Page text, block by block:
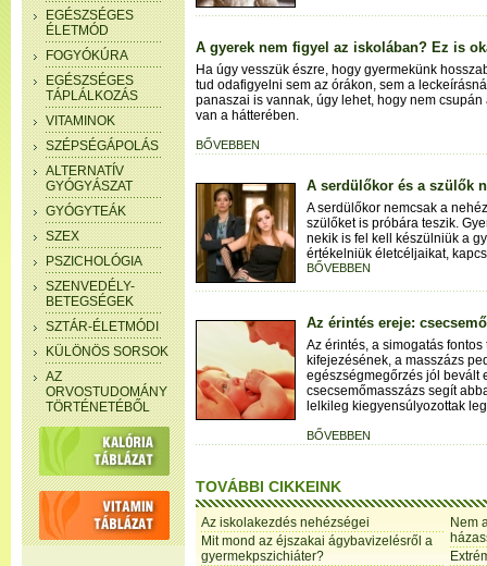
EGÉSZSÉGES
ÉLETMÓD
FOGYÓKÚRA
EGÉSZSÉGES
TÁPLÁLKOZÁS
VITAMINOK
SZÉPSÉGÁPOLÁS
ALTERNATÍV
GYÓGYÁSZAT
GYÓGYTEÁK
SZEX
PSZICHOLÓGIA
SZENVEDÉLY-
BETEGSÉGEK
SZTÁR-ÉLETMÓDI
KÜLÖNÖS SORSOK
AZ
ORVOSTUDOMÁNY
TÖRTÉNETÉBŐL
A gyerek nem figyel az iskolában? Ez is
Ha úgy vesszük észre, hogy gyermekünk
tud odafigyelni sem az órákon, sem a
panaszai is vannak, úgy lehet, hogy nem
van a hátterében.
BŐVEBBEN
A serdülőkor és a szülők
A serdülőkor nemcsak a
szülőket is próbára teszik.
nekik is fel kell készülniük a
értékelniük életcéljaikat,
BŐVEBBEN
Az érintés ereje:
Az érintés, a simogatás
kifejezésének, a masszázs
egészségmegőrzés jól bevált
csecsemőmasszázs segít
lelkileg kiegyensúlyozottak
BŐVEBBEN
TOVÁBBI CIKKEINK
Az iskolakezdés nehézségei
Mit mond az éjszakai ágybavizelésről a
gyermekpszichiáter?
Nem